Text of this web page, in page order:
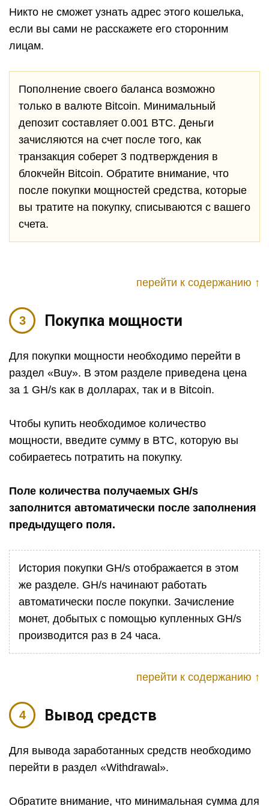
Никто не сможет узнать адрес этого кошелька,
если вы сами не расскажете его сторонним
лицам.
Пополнение своего баланса возможно
только в валюте Bitcoin. Минимальный
депозит составляет 0.001 BTC. Деньги
зачисляются на счет после того, как
транзакция соберет 3 подтверждения в
блокчейн Bitcoin. Обратите внимание, что
после покупки мощностей средства, которые
вы тратите на покупку, списываются с вашего
счета.
перейти к содержанию ↑
Покупка мощности
Для покупки мощности необходимо перейти в
раздел «Buy». В этом разделе приведена цена
за 1 GH/s как в долларах, так и в Bitcoin.
Чтобы купить необходимое количество
мощности, введите сумму в BTC, которую вы
собираетесь потратить на покупку.
Поле количества получаемых GH/s
заполнится автоматически после заполнения
предыдущего поля.
История покупки GH/s отображается в этом
же разделе. GH/s начинают работать
автоматически после покупки. Зачисление
монет, добытых с помощью купленных GH/s
производится раз в 24 часа.
перейти к содержанию ↑
Вывод средств
Для вывода заработанных средств необходимо
перейти в раздел «Withdrawal».
Обратите внимание, что минимальная сумма для